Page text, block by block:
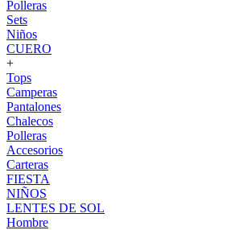
Polleras
Sets
Niños
CUERO
+
Tops
Camperas
Pantalones
Chalecos
Polleras
Accesorios
Carteras
FIESTA
NIÑOS
LENTES DE SOL
Hombre